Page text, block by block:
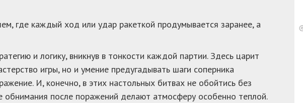
где каждый ход или удар ракеткой продумывается заранее, а
и логику, вникнув в тонкости каждой партии. Здесь царит
игры, но и умение предугадывать шаги соперника
И, конечно, в этих настольных битвах не обойтись без
обнимания после поражений делают атмосферу особенно теплой.